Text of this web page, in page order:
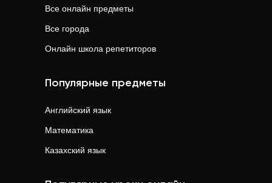
Все онлайн предметы
Все города
Онлайн школа репетиторов
Популярные предметы
Английский язык
Математика
Казахский язык